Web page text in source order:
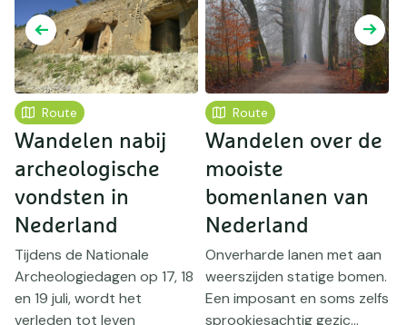
Route
Wandelen nabij
archeologische
vondsten in
Nederland
Tijdens de Nationale
Archeologiedagen op 17, 18
en 19 juli, wordt het
verleden tot leven
Route
Wandelen over de
mooiste
bomenlanen van
Nederland
Onverharde lanen met aan
weerszijden statige bomen.
Een imposant en soms zelfs
sprookjesachtig gezic...